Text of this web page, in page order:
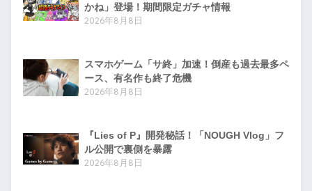
かね」登場！期間限定ガチャ情報
2026年8月8日
スマホゲーム「サ終」加速！倒産も過去最多ペ
ース、有名作も終了危機
2026年8月8日
『Lies of P』開発秘話！「NOUGH Vlog」フ
ル公開で裏側を暴露
2026年8月8日